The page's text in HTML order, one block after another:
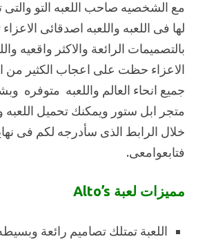
مع الشخصيه صاحب اللعبه التو والتى
لها فى اللعبه واللعبه اصدقائى الاعزاء
بالتصميمات الرائعة والاكثر واقعيه
الاعزاء حظت على اعجاب الكثير
جميع انحاء العالم واللعبه متوفره
متجر ابل ستور ويمكنك تحميل اللعبه
خلال الرابط الذى سأدرجه لكم فى
فتابعوامعى.
مميزات لعبة Alto’s
اللعبة تمتلك تصاميم رائعة